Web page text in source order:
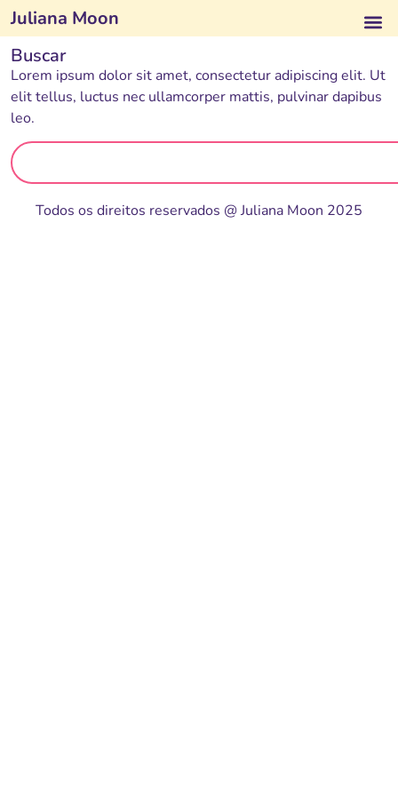
Juliana Moon
Buscar
Lorem ipsum dolor sit amet, consectetur adipiscing elit. Ut
elit tellus, luctus nec ullamcorper mattis, pulvinar dapibus
leo.
Todos os direitos reservados @ Juliana Moon 2025